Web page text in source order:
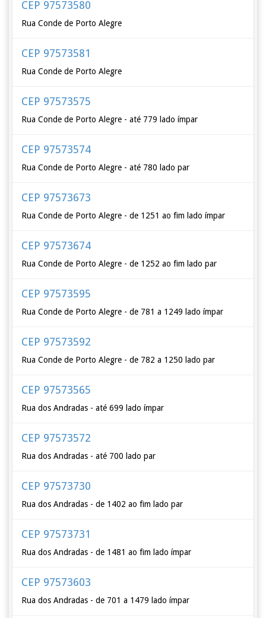
CEP 97573580
Rua Conde de Porto Alegre
CEP 97573581
Rua Conde de Porto Alegre
CEP 97573575
Rua Conde de Porto Alegre - até 779 lado ímpar
CEP 97573574
Rua Conde de Porto Alegre - até 780 lado par
CEP 97573673
Rua Conde de Porto Alegre - de 1251 ao fim lado ímpar
CEP 97573674
Rua Conde de Porto Alegre - de 1252 ao fim lado par
CEP 97573595
Rua Conde de Porto Alegre - de 781 a 1249 lado ímpar
CEP 97573592
Rua Conde de Porto Alegre - de 782 a 1250 lado par
CEP 97573565
Rua dos Andradas - até 699 lado ímpar
CEP 97573572
Rua dos Andradas - até 700 lado par
CEP 97573730
Rua dos Andradas - de 1402 ao fim lado par
CEP 97573731
Rua dos Andradas - de 1481 ao fim lado ímpar
CEP 97573603
Rua dos Andradas - de 701 a 1479 lado ímpar